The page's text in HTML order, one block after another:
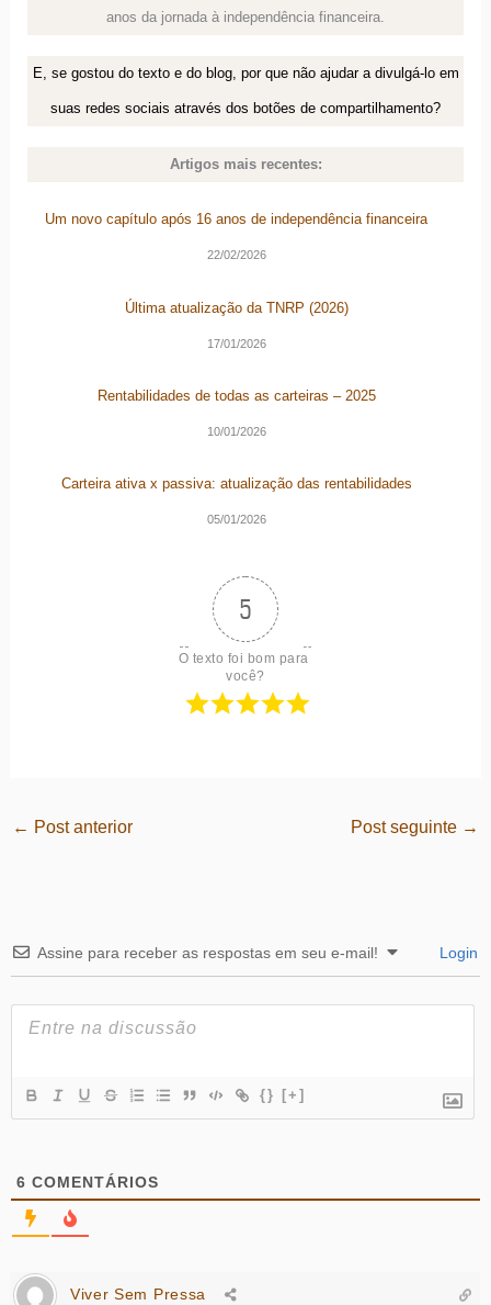
anos da jornada à independência financeira.
E, se gostou do texto e do blog, por que não ajudar a divulgá-lo em
suas redes sociais através dos botões de compartilhamento?
Artigos mais recentes:
Um novo capítulo após 16 anos de independência financeira
22/02/2026
Última atualização da TNRP (2026)
17/01/2026
Rentabilidades de todas as carteiras – 2025
10/01/2026
Carteira ativa x passiva: atualização das rentabilidades
05/01/2026
5
O texto foi bom para
você?
← Post anterior Post seguinte →
Assine para receber as respostas em seu e-mail! Login
{} [+]
6 COMENTÁRIOS
Viver Sem Pressa